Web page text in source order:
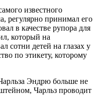
известного
регулярно принимал его
в качестве рупора для
который на
сотни детей на глазах у
по этикету, которому
Эндрю больше не
Чарльз проводит